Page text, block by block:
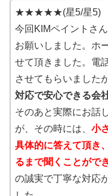
★★★★★(星5/星5)
今回KIMペイントさ
お願いしました。ホ
せて頂きました。電
させてもらいました
対応で安心できる会
そのあと実際にお話
が、その時には、 小
具体的に答えて頂き
るまで聞くことがで
の誠実で丁寧な対応